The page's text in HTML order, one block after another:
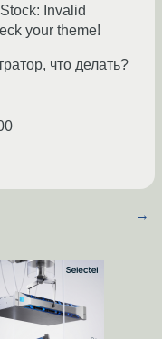
Invalid
your theme!
что делать?
→